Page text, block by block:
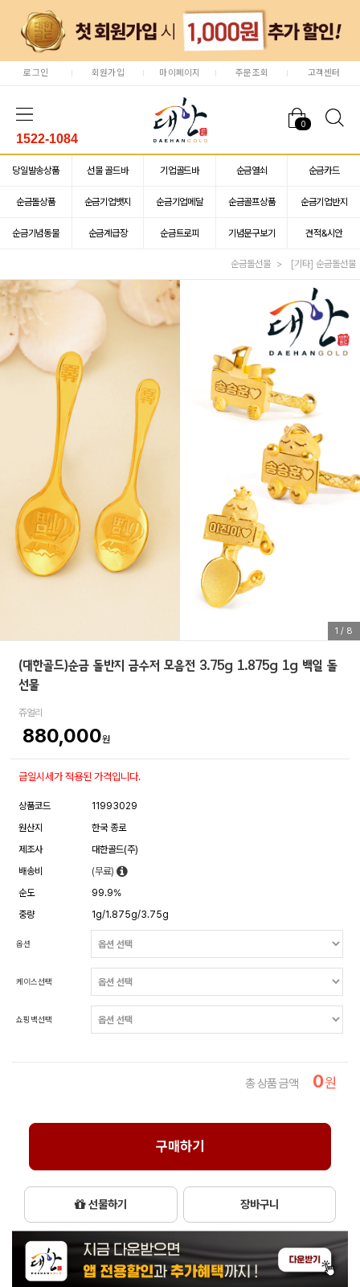
로그인 회원가입 마이페이지 주문조회 고객센터
0
1522-1084
당일발송상품 선물 골드바 기업골드바 순금열쇠 순금카드
순금돌상품 순금기업뱃지 순금기업메달 순금골프상품 순금기업반지
순금기념동물 순금계급장 순금트로피 기념문구보기 견적&시안
순금돌선물 [기타] 순금돌선물
1 / 8
(대한골드)순금 돌반지 금수저 모음전 3.75g 1.875g 1g 백일 돌
선물
쥬얼리
880,000원
금일시세가 적용된 가격입니다.
상품코드
11993029
원산지
한국 종로
제조사
대한골드(주)
배송비
(무료)
순도
99.9%
중량
1g/1.875g/3.75g
옵션
케이스선택
쇼핑백선택
총 상품 금액 0원
구매하기
선물하기 장바구니